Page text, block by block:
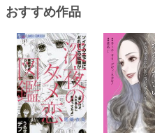
おすすめ作品